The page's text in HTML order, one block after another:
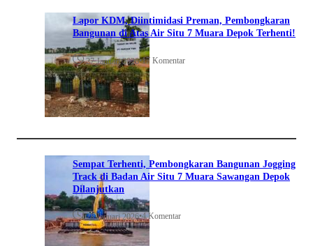
Lapor KDM, Diintimidasi Preman, Pembongkaran
Bangunan di Atas Air Situ 7 Muara Depok Terhenti!
27 Januari 2026•17 Komentar
Sempat Terhenti, Pembongkaran Bangunan Jogging
Track di Badan Air Situ 7 Muara Sawangan Depok
Dilanjutkan
28 Januari 2026•4 Komentar